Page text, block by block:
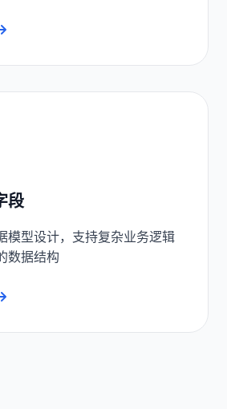
段
模型设计，支持复杂业务逻辑
数据结构